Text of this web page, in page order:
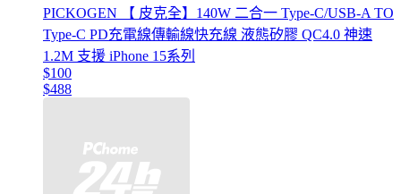
PICKOGEN 【 皮克全】140W 二合一 Type-C/USB-A TO
Type-C PD充電線傳輸線快充線 液態矽膠 QC4.0 神速
1.2M 支援 iPhone 15系列
$100
$488